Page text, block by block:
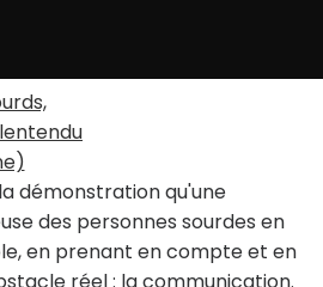
démonstration qu'une
des personnes sourdes en
en prenant en compte et en